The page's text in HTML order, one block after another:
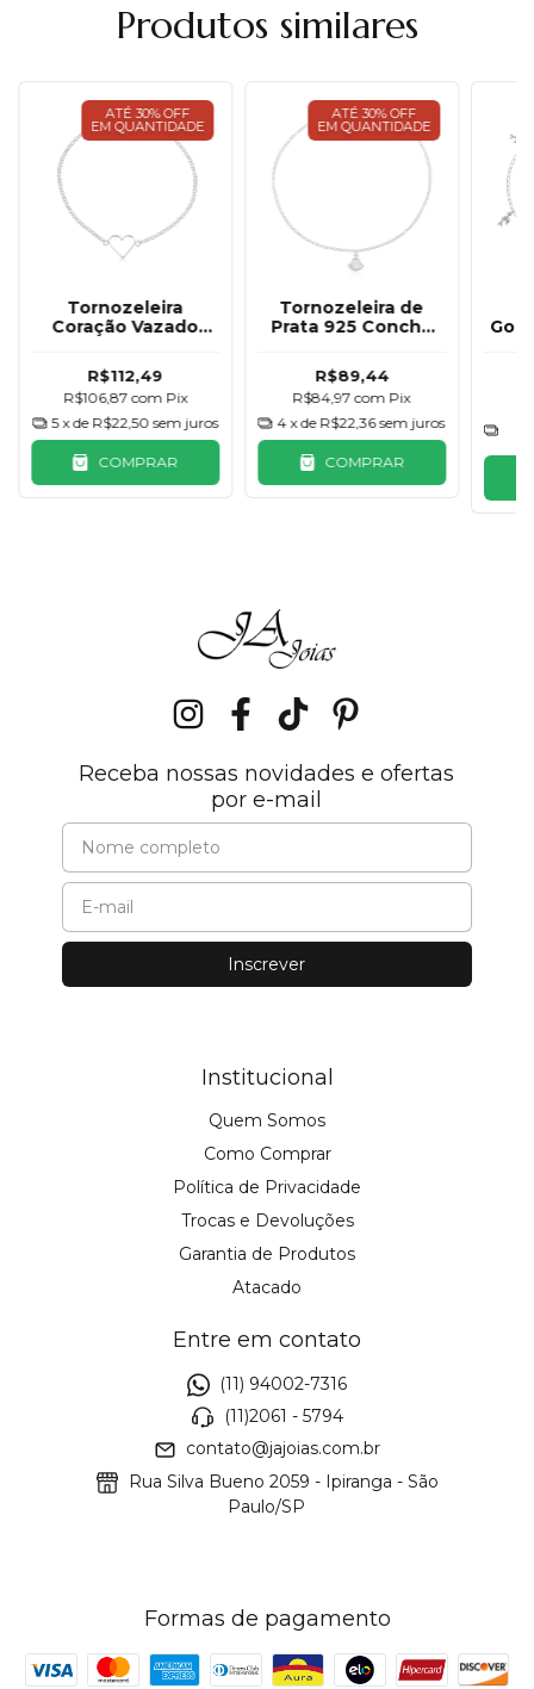
Produtos similares
ATÉ 30% OFF
EM QUANTIDADE
Tornozeleira
Coração Vazado
R$112,49
R$106,87com Pix
5 x de R$22,50 sem juros
COMPRAR
ATÉ 30% OFF
EM QUANTIDADE
Tornozeleira de
Prata 925 Concha
R$89,44
R$84,97com Pix
4 x de R$22,36 sem juros
COMPRAR
Receba nossas novidades e ofertas
por e-mail
Institucional
Quem Somos
Como Comprar
Política de Privacidade
Trocas e Devoluções
Garantia de Produtos
Atacado
Entre em contato
(11) 94002-7316
(11)2061 - 5794
contato@jajoias.com.br
Rua Silva Bueno 2059 - Ipiranga - São
Paulo/SP
Formas de pagamento